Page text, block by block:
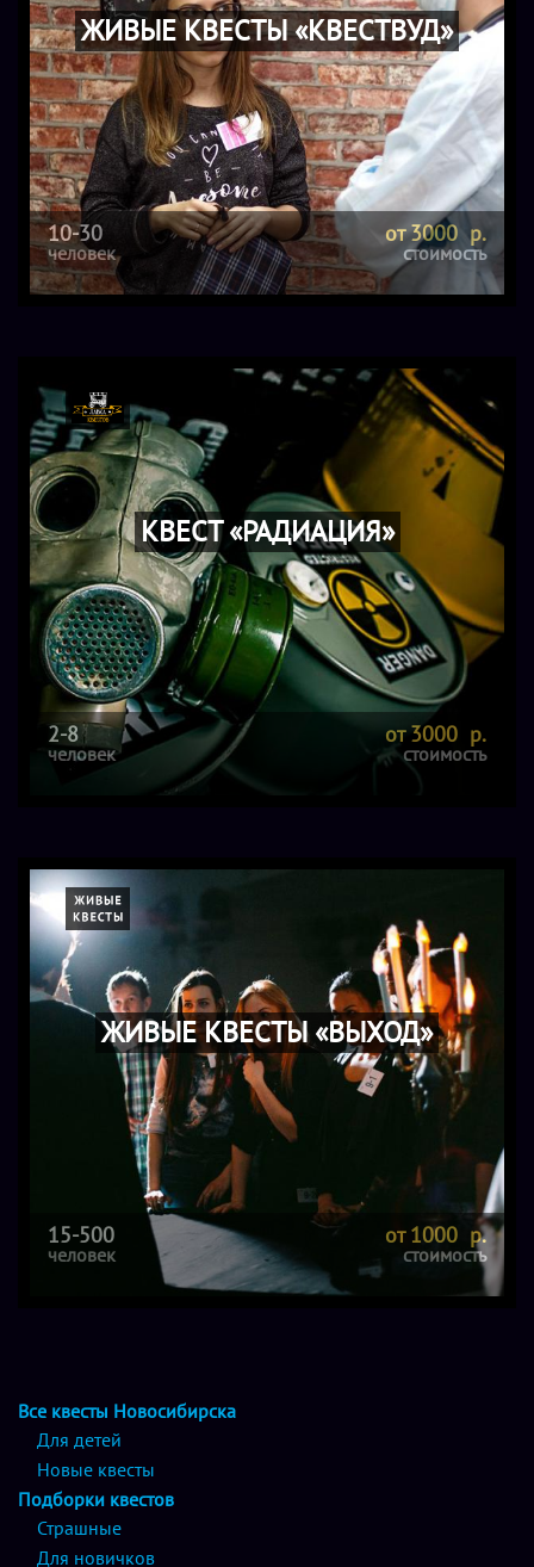
ЖИВЫЕ КВЕСТЫ «КВЕСТВУД»
10-30
человек
от 3000 р.
стоимость
КВЕСТ «РАДИАЦИЯ»
2-8
человек
от 3000 р.
стоимость
ЖИВЫЕ КВЕСТЫ «ВЫХОД»
15-500
человек
от 1000 р.
стоимость
Все квесты Новосибирска
Для детей
Новые квесты
Подборки квестов
Страшные
Для новичков